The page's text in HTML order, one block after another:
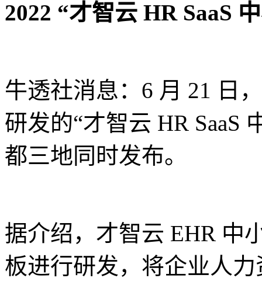
2022 “才智云 HR SaaS
牛透社消息：6 月 21 日
研发的“才智云 HR SaaS
都三地同时发布。
据介绍，才智云 EHR 中
板进行研发，将企业人